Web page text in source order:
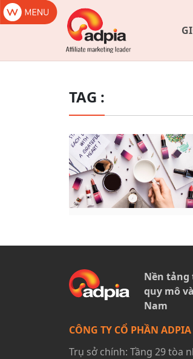
TAG :
Nền
quy mô
Nam
CÔNG TY CỔ PHẦN ADPIA
Trụ sở chính: Tầng 29 tòa